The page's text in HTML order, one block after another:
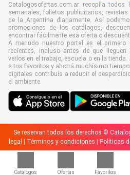
Catálogos Ofertas Favoritos
Catalogosofertas.com.ar recopila
semanales, folletos publicitarios,
de la Argentina diariamente. Así
promociones de los catálogos,
encontrar fácilmente esa oferta o
A menudo nuestro portal es el
recientes, incluso antes de que lleguen
verlos en el trabajo, escuela o en la
a tus favoritos y ahorrá muchísimo
digitales contribuís a reducir el
el ambiente.
Se reservan todos los derechos ©
legal | Términos y condiciones | Políticas